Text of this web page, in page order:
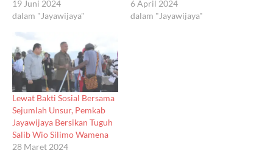
kembali bergulir. Penjabat
lama Sumule Tumbo, atas
Mendagri, secara resmi
digantikan Thony M Mayor,
S.Pd, MM (TM) sebagai Pj
Bupati Jayawijaya yang
baru. Peristiwa bersejarah
ini digelar di Gedung
Aithosa GKI Betlehem
Wamena, Jayawijaya, Rabu
(19/6/2024).…
19 Juni 2024
dalam "Jayawijaya"
6 April 2024
dalam "Jayawijaya"
Lewat Bakti Sosial Bersama
Sejumlah Unsur, Pemkab
Jayawijaya Bersikan Tuguh
Salib Wio Silimo Wamena
28 Maret 2024